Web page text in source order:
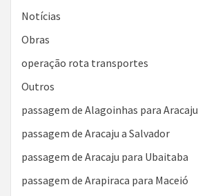
Notícias
Obras
operação rota transportes
Outros
passagem de Alagoinhas para Aracaju
passagem de Aracaju a Salvador
passagem de Aracaju para Ubaitaba
passagem de Arapiraca para Maceió